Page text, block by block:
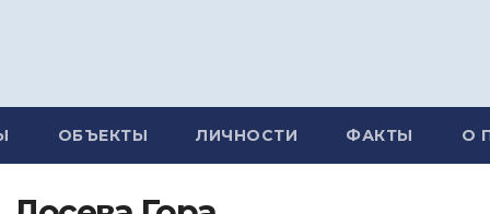
ОБЪЕКТЫ ЛИЧНОСТИ ФАКТЫ О